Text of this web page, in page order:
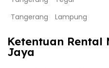
Tangerang
Lampung
Ketentuan Rental
Jaya